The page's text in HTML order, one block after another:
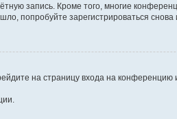
запись. Кроме того, многие
зарегистрироваться снова и
на страницу входа на конференцию